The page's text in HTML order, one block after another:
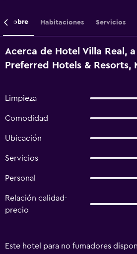
Sobre Habitaciones Servicios
Acerca de Hotel Villa Real,
Preferred Hotels & Resorts,
Limpieza
Comodidad
Ubicación
Servicios
Personal
Relación calidad-
precio
Este hotel para no fumadores